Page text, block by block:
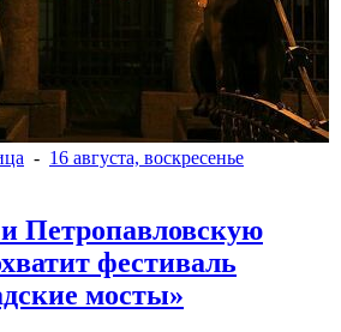
- 16 августа, воскресенье
Петропавловскую
фестиваль
мосты»